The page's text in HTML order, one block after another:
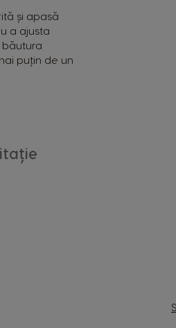
și apasă
a ajusta
puțin de un